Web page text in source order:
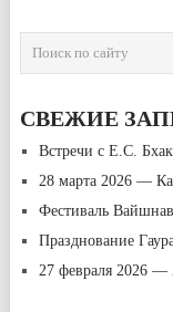
СВЕЖИЕ
Встречи с Е.С.
28 марта 2026 —
Фестиваль
Празднование
27 февраля 2026 —